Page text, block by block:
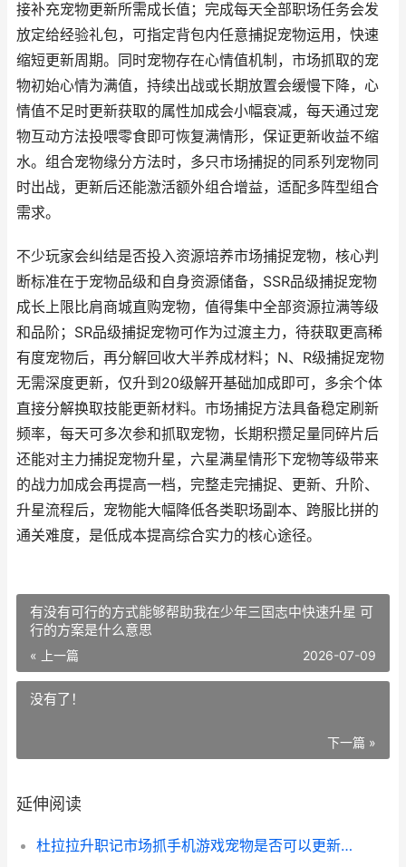
接补充宠物更新所需成长值；完成每天全部职场任务会发
放定给经验礼包，可指定背包内任意捕捉宠物运用，快速
缩短更新周期。同时宠物存在心情值机制，市场抓取的宠
物初始心情为满值，持续出战或长期放置会缓慢下降，心
情值不足时更新获取的属性加成会小幅衰减，每天通过宠
物互动方法投喂零食即可恢复满情形，保证更新收益不缩
水。组合宠物缘分方法时，多只市场捕捉的同系列宠物同
时出战，更新后还能激活额外组合增益，适配多阵型组合
需求。
不少玩家会纠结是否投入资源培养市场捕捉宠物，核心判
断标准在于宠物品级和自身资源储备，SSR品级捕捉宠物
成长上限比肩商城直购宠物，值得集中全部资源拉满等级
和品阶；SR品级捕捉宠物可作为过渡主力，待获取更高稀
有度宠物后，再分解回收大半养成材料；N、R级捕捉宠物
无需深度更新，仅升到20级解开基础加成即可，多余个体
直接分解换取技能更新材料。市场捕捉方法具备稳定刷新
频率，每天可多次参和抓取宠物，长期积攒足量同碎片后
还能对主力捕捉宠物升星，六星满星情形下宠物等级带来
的战力加成会再提高一档，完整走完捕捉、更新、升阶、
升星流程后，宠物能大幅降低各类职场副本、跨服比拼的
通关难度，是低成本提高综合实力的核心途径。
有没有可行的方式能够帮助我在少年三国志中快速升星 可
行的方案是什么意思
« 上一篇 2026-07-09
没有了！
下一篇 »
延伸阅读
杜拉拉升职记市场抓手机游戏宠物是否可以更新 杜拉拉升职记1